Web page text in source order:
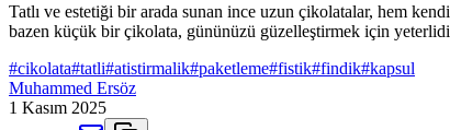
Tatlı ve estetiği bir arada sunan ince uzun çikolatalar, hem
bazen küçük bir çikolata, gününüzü güzelleştirmek için
#cikolata#tatli#atistirmalik#paketleme#fistik#findik#kapsul
Muhammed Ersöz
1 Kasım 2025